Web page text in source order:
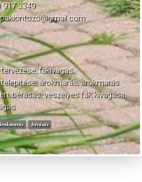
917 3349
fakivágás,
árokmarás, árokmarás
bérásás, veszélyes fák kivágása,
bérásás